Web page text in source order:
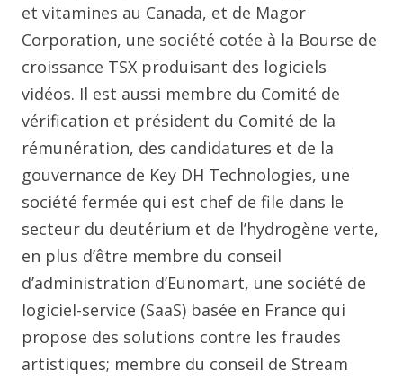
et vitamines au Canada, et de Magor
Corporation, une société cotée à la Bourse de
croissance TSX produisant des logiciels
vidéos. Il est aussi membre du Comité de
vérification et président du Comité de la
rémunération, des candidatures et de la
gouvernance de Key DH Technologies, une
société fermée qui est chef de file dans le
secteur du deutérium et de l’hydrogène verte,
en plus d’être membre du conseil
d’administration d’Eunomart, une société de
logiciel-service (SaaS) basée en France qui
propose des solutions contre les fraudes
artistiques; membre du conseil de Stream